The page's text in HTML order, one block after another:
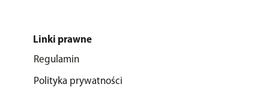
Linki prawne
Regulamin
Polityka prywatności